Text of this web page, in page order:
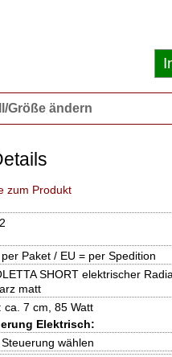
Größe ändern
zum Produkt
per Paket / EU = per Spedition
SHORT elektrischer
matt
ca. 7 cm, 85 Watt
Elektrisch:
wählen